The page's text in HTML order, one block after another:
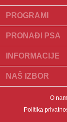
O nama
Što je World Dog
Koje saveze
Kontakt
Naši partneri
Banneri
PROGRAMI
Program za
Program za
PRONAĐI PSA
Pronađite
Psi na prodaju
Pronađite leglo
Udomljavanje
INFORMACIJE
Pasmine
Popularni članci
NAŠ IZBOR
10 najboljih
O
Politika